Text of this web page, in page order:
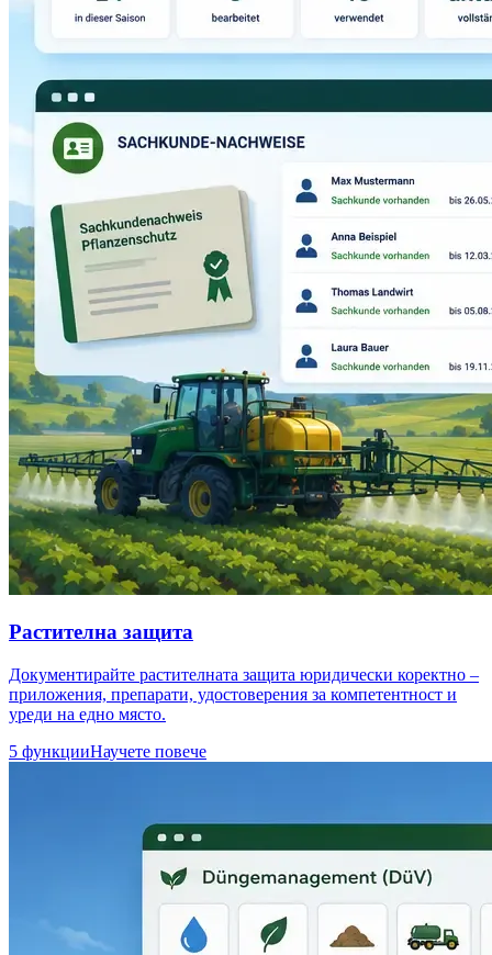
Растителна защита
Документирайте растителната защита юридически коректно –
приложения, препарати, удостоверения за компетентност и
уреди на едно място.
5 функцииНаучете повече